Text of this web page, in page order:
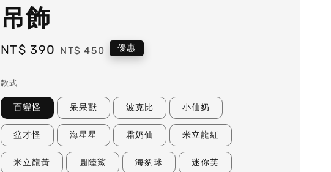
吊飾
Sale
NT$ 390 Regular
NT$ 450 優惠
款式
百變怪 呆呆獸 波克比 小仙奶
盆才怪 海星星 霜奶仙 米立龍紅
米立龍黃 圓陸鯊 海豹球 迷你芙